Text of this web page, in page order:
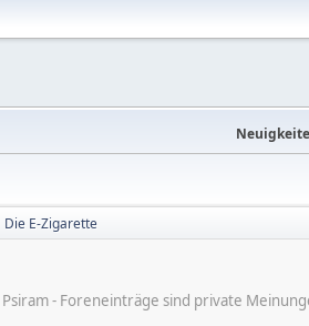
Die E-Zigarette
- Foreneinträge sind private